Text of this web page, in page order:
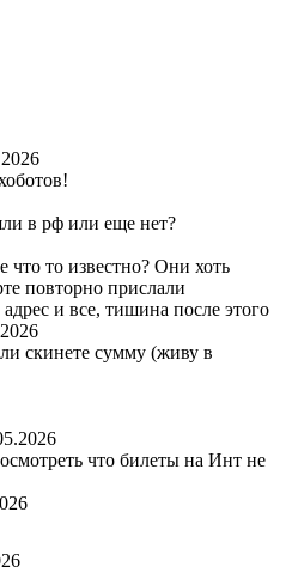
в рф или еще нет?
то известно? Они хоть
повторно прислали
и все, тишина после этого
скинете сумму (живу в
что билеты на Инт не